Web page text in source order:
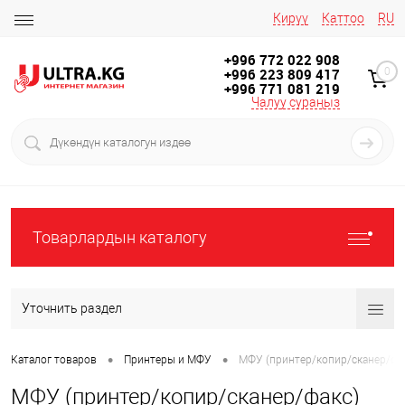
Кирүү Каттоо RU
+996 772 022 908
+996 223 809 417
+996 771 081 219
Чалуу сураңыз
0
Товарлардын каталогу
Уточнить раздел
Каталог товаров • Принтеры и МФУ • МФУ (принтер/копир/сканер/
МФУ (принтер/копир/сканер/факс)